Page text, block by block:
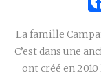
La famille
C’est dans une
ont créé en